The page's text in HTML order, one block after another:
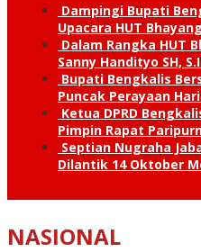
Dampingi Bupati
Upacara HUT
Dalam Rangka HUT
Sanny Handityo SH,
Bupati Bengkalis
Puncak Perayaan
Ketua DPRD
Pimpin Rapat
Septian Nugraha
Dilantik 14 Oktober
NASIONAL